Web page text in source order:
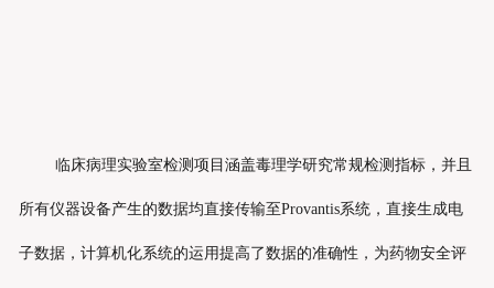
临床病理实验室检测项目涵盖毒理学研究常规检测指标，并且
所有仪器设备产生的数据均直接传输至Provantis系统，直接生成电
子数据，计算机化系统的运用提高了数据的准确性，为药物安全评